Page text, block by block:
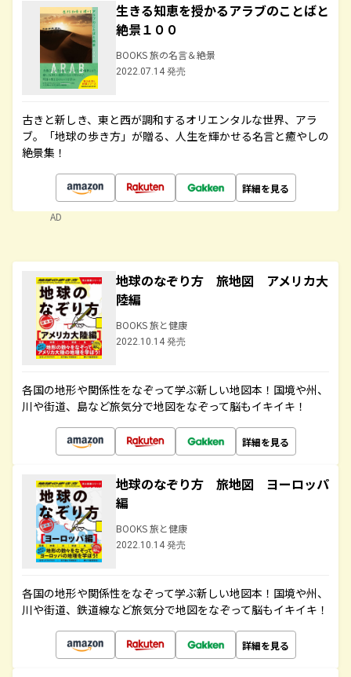
生きる知恵を授かるアラブのことばと
絶景１００
BOOKS 旅の名言＆絶景
2022.07.14 発売
古きと新しき、東と西が調和するオリエンタルな世界、アラ
ブ。「地球の歩き方」が贈る、人生を輝かせる名言と癒やしの
絶景集！
詳細を見る
AD
地球のなぞり方 旅地図 アメリカ大
陸編
BOOKS 旅と健康
2022.10.14 発売
各国の地形や関係性をなぞって学ぶ新しい地図本！国境や州、
川や街道、島など旅気分で地図をなぞって脳もイキイキ！
詳細を見る
地球のなぞり方 旅地図 ヨーロッパ
編
BOOKS 旅と健康
2022.10.14 発売
各国の地形や関係性をなぞって学ぶ新しい地図本！国境や州、
川や街道、鉄道線など旅気分で地図をなぞって脳もイキイキ！
詳細を見る